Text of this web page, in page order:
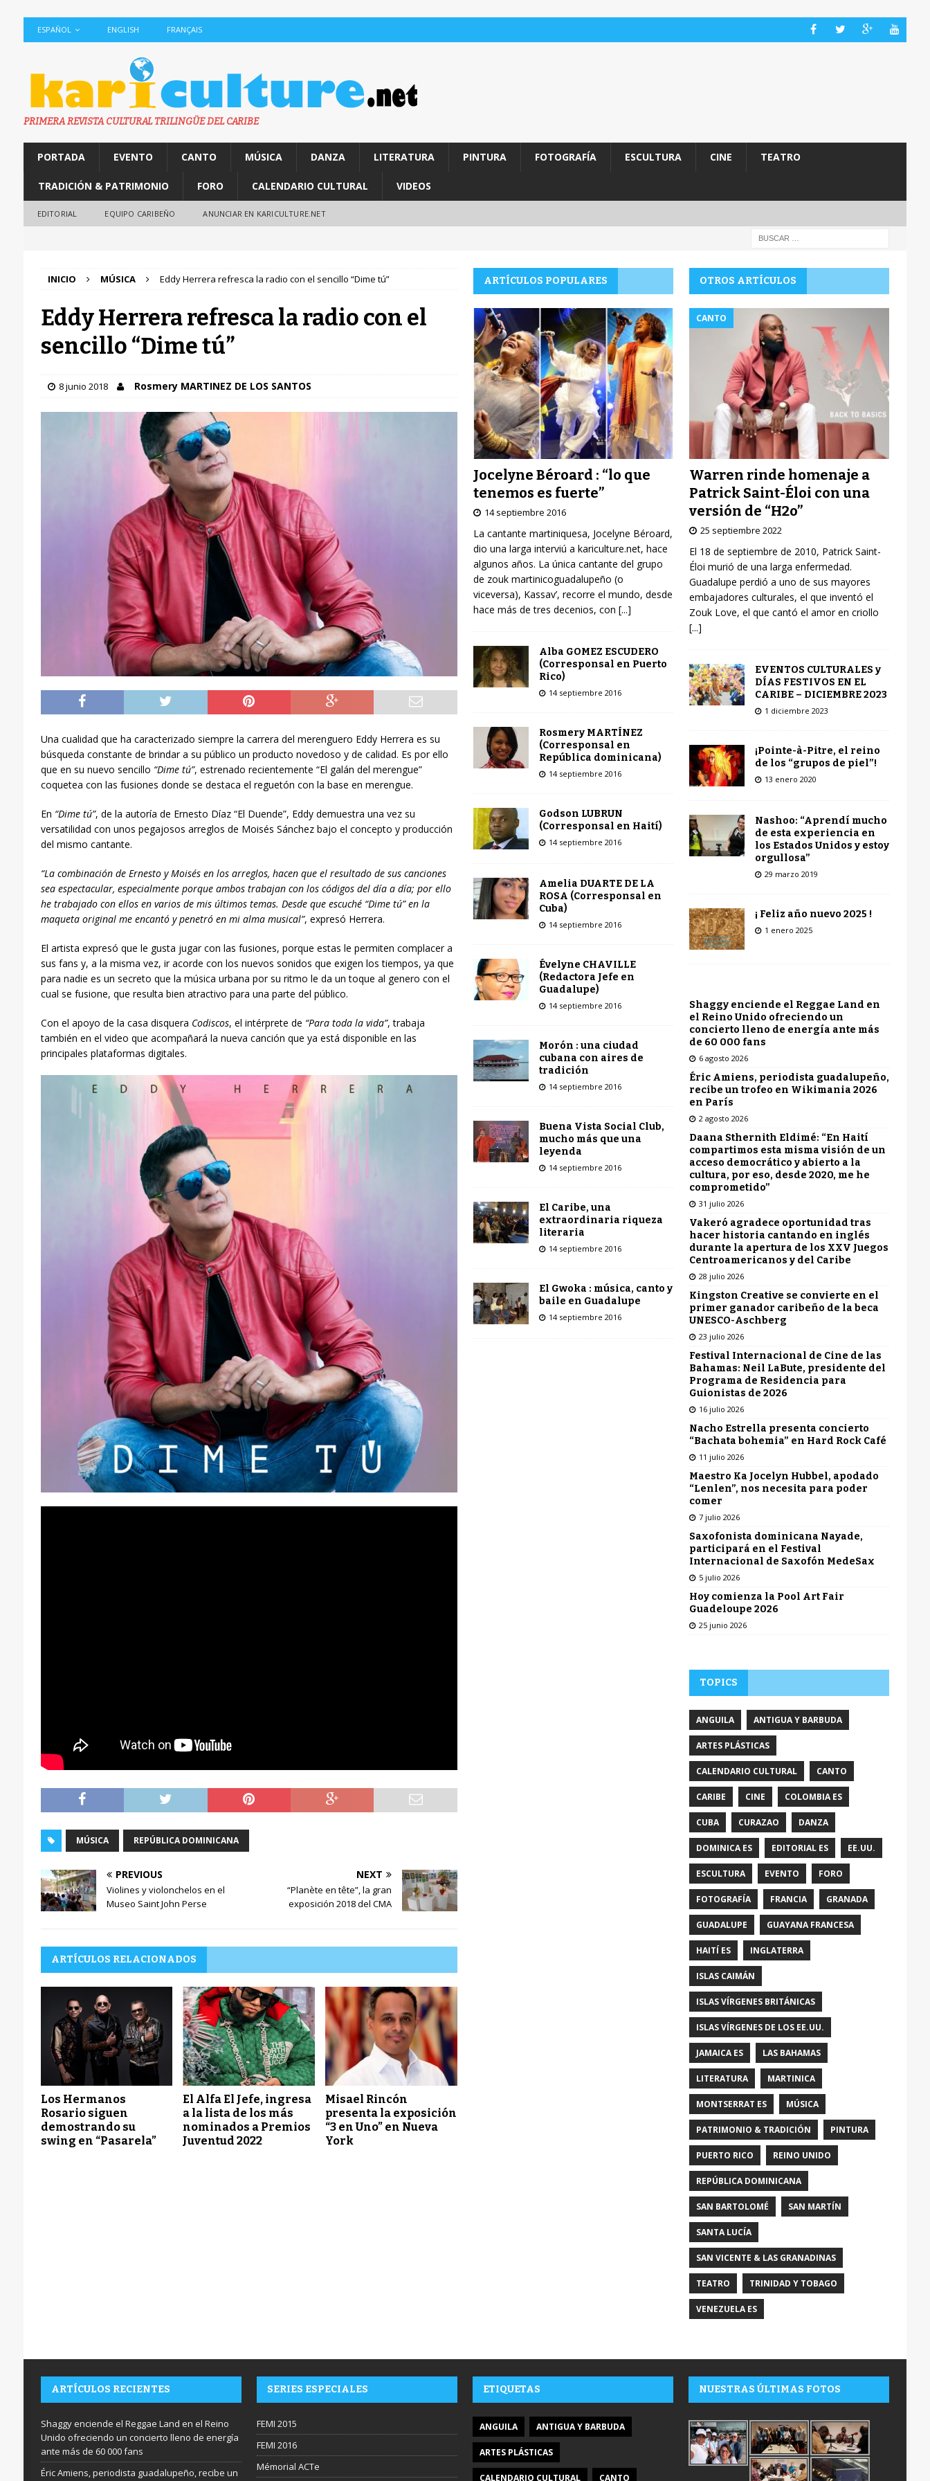
ESPAÑOL ENGLISH FRANÇAIS
PRIMERA REVISTA CULTURAL TRILINGÜE DEL CARIBE
PORTADA EVENTO CANTO MÚSICA DANZA LITERATURA PINTURA FOTOGRAFÍA ESCULTURA CINE TEATRO
TRADICIÓN & PATRIMONIO FORO CALENDARIO CULTURAL VIDEOS
EDITORIAL EQUIPO CARIBEÑO ANUNCIAR EN KARICULTURE.NET
INICIO MÚSICA Eddy Herrera refresca la radio con el sencillo “Dime tú”
Eddy Herrera refresca la radio con el
sencillo “Dime tú”
8 junio 2018 Rosmery MARTINEZ DE LOS SANTOS
Una cualidad que ha caracterizado siempre la carrera del merenguero Eddy Herrera es su
búsqueda constante de brindara su público un producto novedoso yde calidad. Es por ello
que en su nuevo sencillo “Dime tú”, estrenado recientemente “El galán del merengue”
coquetea con las fusiones donde se destaca el reguetón con la base en merengue.
En “Dime tú”, de la autoría de Ernesto Díaz “El Duende”, Eddy demuestra una vez su
versatilidad con unos pegajosos arreglos de Moisés Sánchez bajo el concepto y producción
del mismo cantante.
“La combinación de Ernesto y Moisés en los arreglos, hacen que el resultado de sus canciones
sea espectacular, especialmente porque ambos trabajan con los códigos del día a día; por ello
he trabajado con ellos en varios de mis últimos temas. Desde que escuché “Dime tú” en la
maqueta original me encantó y penetró en mi alma musical”, expresó Herrera.
El artista expresó que le gusta jugar con las fusiones, porque estas le permiten complacer a
sus fans y, a la misma vez, ir acorde con los nuevos sonidos que exigen los tiempos, ya que
para nadie es un secreto que la música urbana por su ritmo le da un toque al genero con el
cual se fusione, que resulta bien atractivo para una parte del público.
Con el apoyo de la casa disquera Codiscos, el intérprete de “Para toda la vida”, trabaja
también en el video que acompañará la nueva canción que ya está disponible en las
principales plataformas digitales.
MÚSICA REPÚBLICA DOMINICANA
PREVIOUS
Violines y violonchelos en el
Museo Saint John Perse
NEXT
“Planète en tête”, la gran
exposición 2018 del CMA
ARTÍCULOS RELACIONADOS
Los Hermanos
Rosario siguen
demostrando su
swing en “Pasarela”
El Alfa El Jefe, ingresa
a la lista de los más
nominados a Premios
Juventud 2022
Misael Rincón
presenta la exposición
“3 en Uno” en Nueva
York
ARTÍCULOS POPULARES
Jocelyne Béroard : “lo que
tenemos es fuerte”
14 septiembre 2016
La cantante martiniquesa, Jocelyne Béroard,
dio una larga interviú a kariculture.net, hace
algunos años. La única cantante del grupo
de zouk martinicoguadalupeño (o
viceversa), Kassav’, recorre el mundo, desde
hace más de tres decenios, con [...]
Alba GOMEZ ESCUDERO
(Corresponsal en Puerto
Rico)
14 septiembre 2016
Rosmery MARTÍNEZ
(Corresponsal en
República dominicana)
14 septiembre 2016
Godson LUBRUN
(Corresponsal en Haití)
14 septiembre 2016
Amelia DUARTE DE LA
ROSA (Corresponsal en
Cuba)
14 septiembre 2016
Évelyne CHAVILLE
(Redactora Jefe en
Guadalupe)
14 septiembre 2016
Morón : una ciudad
cubana con aires de
tradición
14 septiembre 2016
Buena Vista Social Club,
mucho más que una
leyenda
14 septiembre 2016
El Caribe, una
extraordinaria riqueza
literaria
14 septiembre 2016
El Gwoka : música, canto y
baile en Guadalupe
14 septiembre 2016
OTROS ARTÍCULOS
CANTO
Warren rinde homenaje a
Patrick Saint-Éloi con una
versión de “H2o”
25 septiembre 2022
El 18 de septiembre de 2010, Patrick Saint-
Éloi murió de una larga enfermedad.
Guadalupe perdió a uno de sus mayores
embajadores culturales, el que inventó el
Zouk Love, el que cantó el amor en criollo
[...]
EVENTOS CULTURALES y
DÍAS FESTIVOS EN EL
CARIBE – DICIEMBRE 2023
1 diciembre 2023
¡Pointe-à-Pitre, el reino
de los “grupos de piel”!
13 enero 2020
Nashoo: “Aprendí mucho
de esta experiencia en
los Estados Unidos y estoy
orgullosa”
29 marzo 2019
¡ Feliz año nuevo 2025 !
1 enero 2025
Shaggy enciende el Reggae Land en
el Reino Unido ofreciendo un
concierto lleno de energía ante más
de 60 000 fans
6 agosto 2026
Éric Amiens, periodista guadalupeño,
recibe un trofeo en Wikimania 2026
en París
2 agosto 2026
Daana Sthernith Eldimé: “En Haití
compartimos esta misma visión de un
acceso democrático y abierto a la
cultura, por eso, desde 2020, me he
comprometido”
31 julio 2026
Vakeró agradece oportunidad tras
hacer historia cantando en inglés
durante la apertura de los XXV Juegos
Centroamericanos y del Caribe
28 julio 2026
Kingston Creative se convierte en el
primer ganador caribeño de la beca
UNESCO-Aschberg
23 julio 2026
Festival Internacional de Cine de las
Bahamas: Neil LaBute, presidente del
Programa de Residencia para
Guionistas de 2026
16 julio 2026
Nacho Estrella presenta concierto
“Bachata bohemia” en Hard Rock Café
11 julio 2026
Maestro Ka Jocelyn Hubbel, apodado
“Lenlen”, nos necesita para poder
comer
7 julio 2026
Saxofonista dominicana Nayade,
participará en el Festival
Internacional de Saxofón MedeSax
5 julio 2026
Hoy comienza la Pool Art Fair
Guadeloupe 2026
25 junio 2026
TOPICS
ANGUILA ANTIGUA Y BARBUDA
ARTES PLÁSTICAS
CALENDARIO CULTURAL CANTO
CARIBE CINE COLOMBIA ES
CUBA CURAZAO DANZA
DOMINICA ES EDITORIAL ES EE.UU.
ESCULTURA EVENTO FORO
FOTOGRAFÍA FRANCIA GRANADA
GUADALUPE GUAYANA FRANCESA
HAITÍ ES INGLATERRA
ISLAS CAIMÁN
ISLAS VÍRGENES BRITÁNICAS
ISLAS VÍRGENES DE LOS EE.UU.
JAMAICA ES LAS BAHAMAS
LITERATURA MARTINICA
MONTSERRAT ES MÚSICA
PATRIMONIO & TRADICIÓN PINTURA
PUERTO RICO REINO UNIDO
REPÚBLICA DOMINICANA
SAN BARTOLOMÉ SAN MARTÍN
SANTA LUCÍA
SAN VICENTE & LAS GRANADINAS
TEATRO TRINIDAD Y TOBAGO
VENEZUELA ES
ARTÍCULOS RECIENTES
Shaggy enciende el Reggae Land en el Reino
Unido ofreciendo un concierto lleno de energía
ante más de 60 000 fans
Éric Amiens, periodista guadalupeño, recibe un
SERIES ESPECIALES
FEMI 2015
FEMI 2016
Mémorial ACTe
ETIQUETAS
ANGUILA ANTIGUA Y BARBUDA
ARTES PLÁSTICAS
CALENDARIO CULTURAL CANTO
NUESTRAS ÚLTIMAS FOTOS